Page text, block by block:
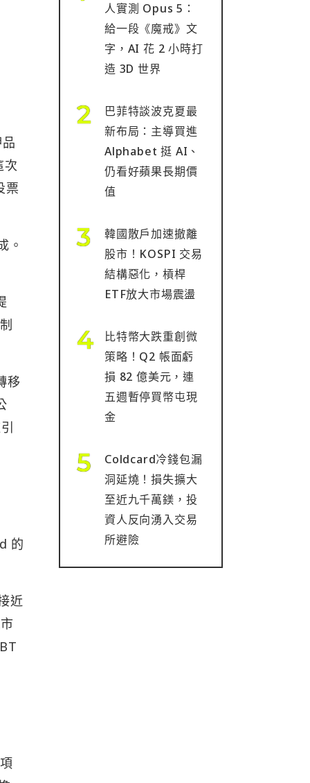
次
票
。
移
的
近
人實測 Opus 5：
給一段《魔戒》文
字，AI 花 2 小時打
造 3D 世界
巴菲特談波克夏最
新布局：主導買進
Alphabet 挺 AI、
仍看好蘋果長期價
值
韓國散戶加速撤離
股市！KOSPI 交易
結構惡化，槓桿
ETF放大市場震盪
比特幣大跌重創微
策略！Q2 帳面虧
損 82 億美元，連
五週暫停買幣屯現
金
Coldcard冷錢包漏
洞延燒！損失擴大
至近九千萬鎂，投
資人反向湧入交易
所避險